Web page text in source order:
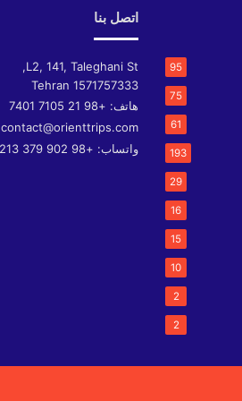
95
75
61
193
29
16
15
10
2
2
اتصل بنا
L2, 141, Taleghani St,
Tehran 1571757333
هاتف: +98 21 7105 7401
contact@orienttrips.com
واتساب: +98 902 379 3213